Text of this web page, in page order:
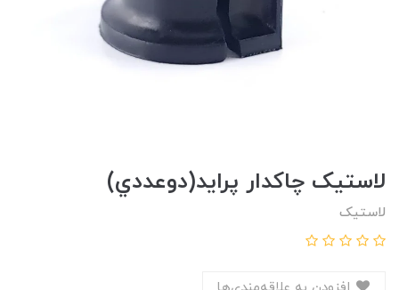
لاستيک چاکدار پرايد(دوعددي)
لاستیک